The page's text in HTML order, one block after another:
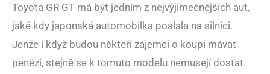
Toyota GR GT má být jedním z nejvýjimečnějších aut,
jaké kdy japonská automobilka poslala na silnici.
Jenže i když budou někteří zájemci o koupi mávat
penězi, stejně se k tomuto modelu nemusejí dostat.